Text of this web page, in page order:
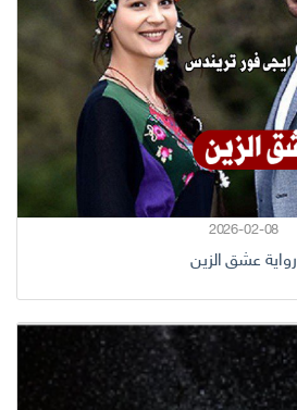
2026-02-08
رواية عشق الزين